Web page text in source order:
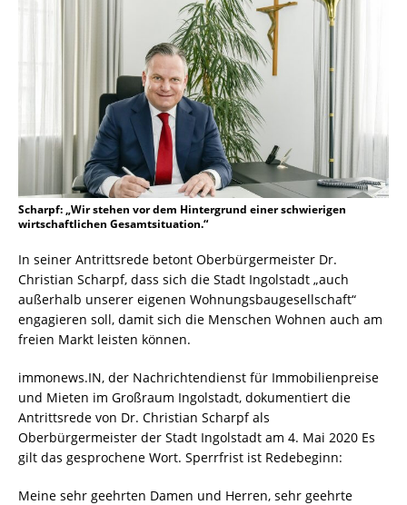
Scharpf: „Wir stehen vor dem Hintergrund einer schwierigen
wirtschaftlichen Gesamtsituation.“
In seiner Antrittsrede betont Oberbürgermeister Dr.
Christian Scharpf, dass sich die Stadt Ingolstadt „auch
außerhalb unserer eigenen Wohnungsbaugesellschaft“
engagieren soll, damit sich die Menschen Wohnen auch am
freien Markt leisten können.
immonews.IN, der Nachrichtendienst für Immobilienpreise
und Mieten im Großraum Ingolstadt, dokumentiert die
Antrittsrede von Dr. Christian Scharpf als
Oberbürgermeister der Stadt Ingolstadt am 4. Mai 2020 Es
gilt das gesprochene Wort. Sperrfrist ist Redebeginn:
Meine sehr geehrten Damen und Herren, sehr geehrte